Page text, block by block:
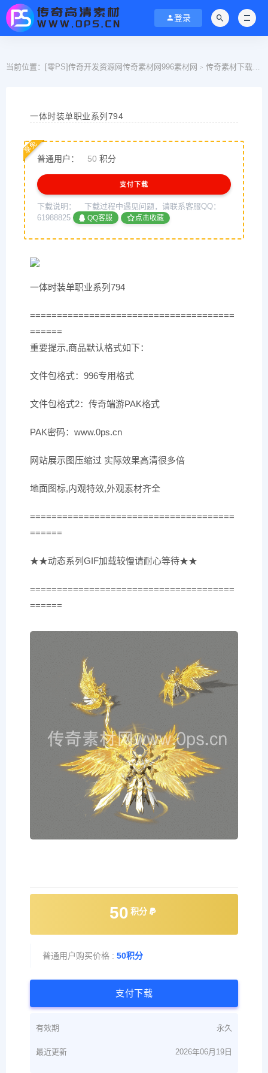
登录
当前位置： [零PS]传奇开发资源网传奇素材网996素材网 > 传奇素材下载
一体时装单职业系列794
普通用户： 50 积分
享免
支付下载
下载说明：
下载过程中遇见问题，请联系客服QQ：
61988825
QQ客服 点击收藏
一体时装单职业系列794
======================================
======
重要提示,商品默认格式如下：
文件包格式：996专用格式
文件包格式2：传奇端游PAK格式
PAK密码：www.0ps.cn
网站展示图压缩过 实际效果高清很多倍
地面图标,内观特效,外观素材齐全
======================================
======
★★动态系列GIF加载较慢请耐心等待★★
======================================
======
50 积分
普通用户购买价格 : 50积分
支付下载
有效期 永久
最近更新 2026年06月19日